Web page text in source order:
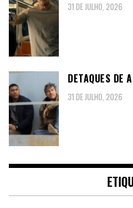
31 DE JULHO, 2026
DETAQUES DE
31 DE JULHO, 2026